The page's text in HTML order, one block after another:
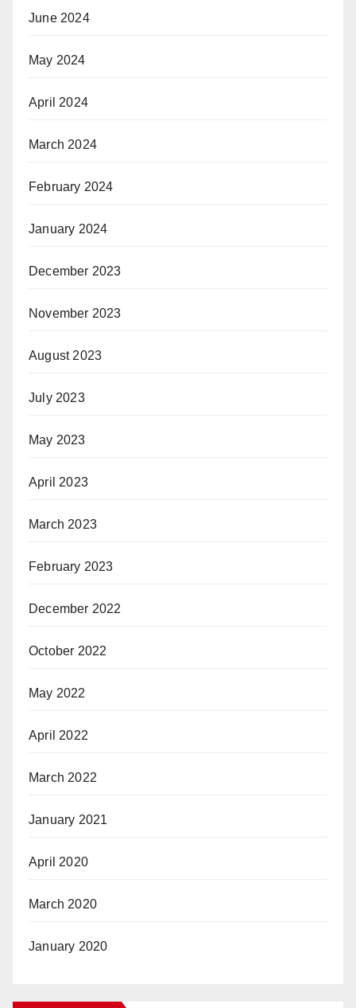
June 2024
May 2024
April 2024
March 2024
February 2024
January 2024
December 2023
November 2023
August 2023
July 2023
May 2023
April 2023
March 2023
February 2023
December 2022
October 2022
May 2022
April 2022
March 2022
January 2021
April 2020
March 2020
January 2020